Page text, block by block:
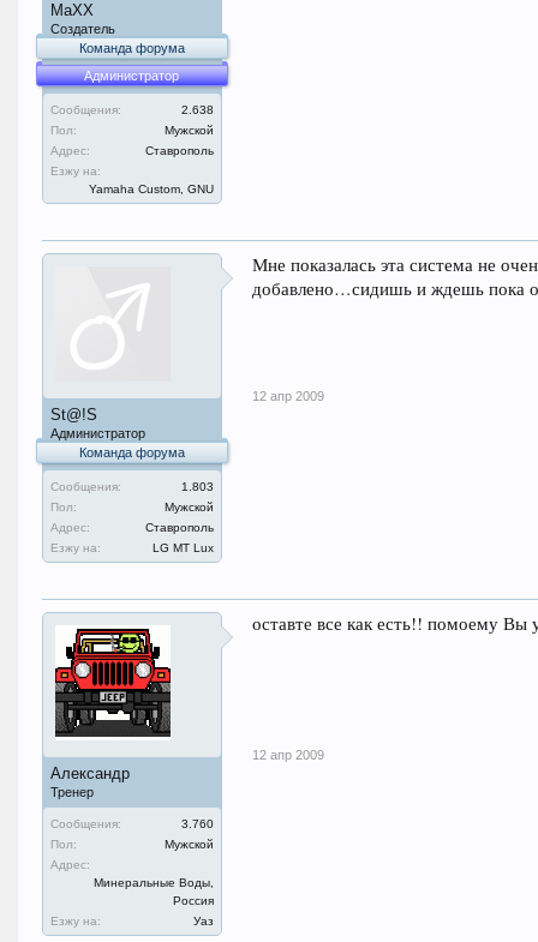
MaXX
Создатель
Команда форума
Администратор
Сообщения:
2.638
Пол:
Мужской
Адрес:
Ставрополь
Езжу на:
Yamaha Custom, GNU
St@!S
Администратор
Команда форума
Сообщения:
1.803
Пол:
Мужской
Адрес:
Ставрополь
Езжу на:
LG MT Lux
Мне показалась эта система не
добавлено…сидишь и ждешь пока
12 апр 2009
Александр
Тренер
Сообщения:
3.760
Пол:
Мужской
Адрес:
Минеральные Воды,
Россия
Езжу на:
Уаз
оставте все как есть!! помоему Вы
12 апр 2009